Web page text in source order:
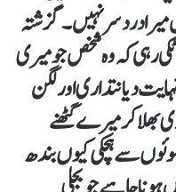
میرا درد سر نہیں۔ گزشتہ
رہی کہ وہ شخص جو میری
دیانتداری اور لگن
بھلاکر میرے گھٹنے
سے ہچکی کیوں بندھ